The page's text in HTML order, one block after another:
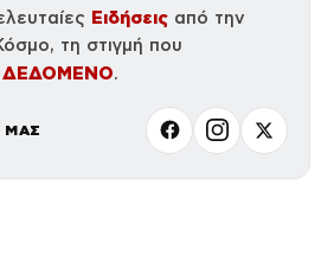
Ειδήσεις από την
τη στιγμή που
ΔΕΔΟΜΕΝΟ.
ΜΑΣ